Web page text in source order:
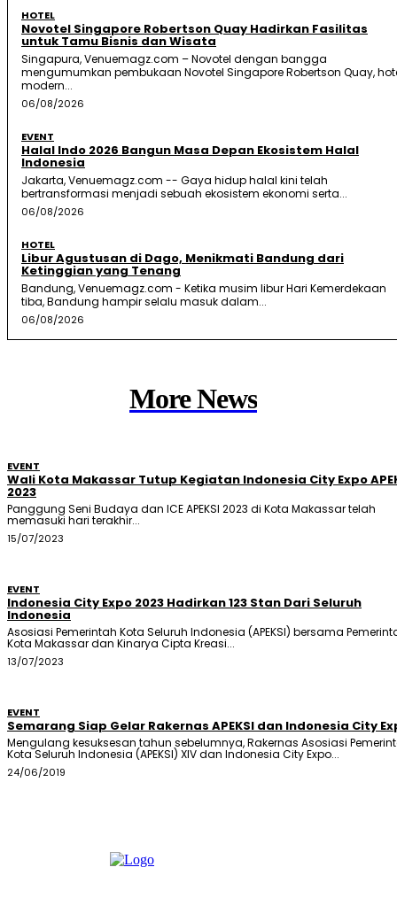
HOTEL
Novotel Singapore Robertson Quay Hadirkan Fasilitas
untuk Tamu Bisnis dan Wisata
Singapura, Venuemagz.com – Novotel dengan bangga
mengumumkan pembukaan Novotel Singapore Robertson Quay,
modern...
06/08/2026
EVENT
Halal Indo 2026 Bangun Masa Depan Ekosistem Halal
Indonesia
Jakarta, Venuemagz.com -- Gaya hidup halal kini telah
bertransformasi menjadi sebuah ekosistem ekonomi serta...
06/08/2026
HOTEL
Libur Agustusan di Dago, Menikmati Bandung dari
Ketinggian yang Tenang
Bandung, Venuemagz.com - Ketika musim libur Hari Kemerdekaan
tiba, Bandung hampir selalu masuk dalam...
06/08/2026
More News
EVENT
Wali Kota Makassar Tutup Kegiatan Indonesia City Expo
2023
Panggung Seni Budaya dan ICE APEKSI 2023 di Kota Makassar telah
memasuki hari terakhir...
15/07/2023
EVENT
Indonesia City Expo 2023 Hadirkan 123 Stan Dari Seluruh
Indonesia
Asosiasi Pemerintah Kota Seluruh Indonesia (APEKSI) bersama
Kota Makassar dan Kinarya Cipta Kreasi...
13/07/2023
EVENT
Semarang Siap Gelar Rakernas APEKSI dan Indonesia City
Mengulang kesuksesan tahun sebelumnya, Rakernas Asosiasi
Kota Seluruh Indonesia (APEKSI) XIV dan Indonesia City Expo...
24/06/2019